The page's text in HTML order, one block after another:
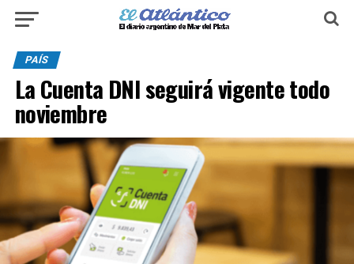
PAÍS
La Cuenta DNI seguirá vigente todo
noviembre